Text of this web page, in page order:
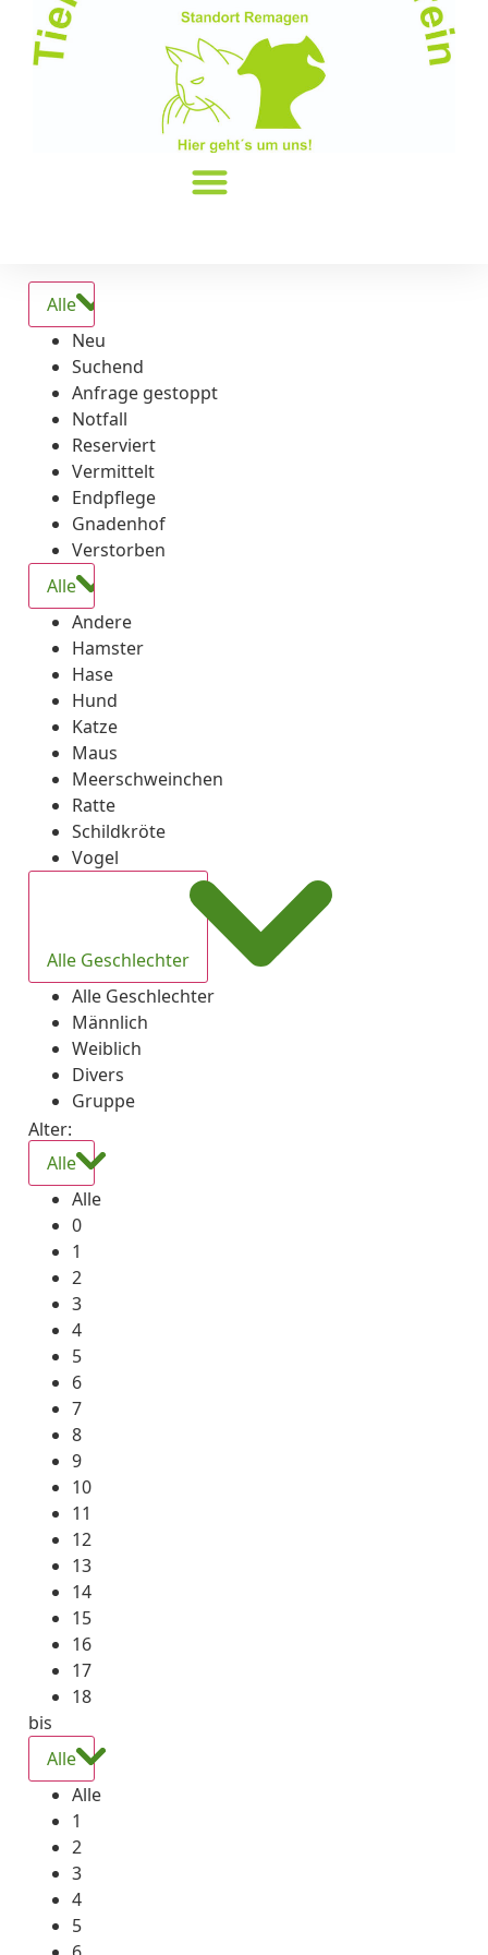
Alle
Neu
Suchend
Anfrage gestoppt
Notfall
Reserviert
Vermittelt
Endpflege
Gnadenhof
Verstorben
Alle
Andere
Hamster
Hase
Hund
Katze
Maus
Meerschweinchen
Ratte
Schildkröte
Vogel
Alle Geschlechter
Alle Geschlechter
Männlich
Weiblich
Divers
Gruppe
Alter:
Alle
Alle
0
1
2
3
4
5
6
7
8
9
10
11
12
13
14
15
16
17
18
bis
Alle
Alle
1
2
3
4
5